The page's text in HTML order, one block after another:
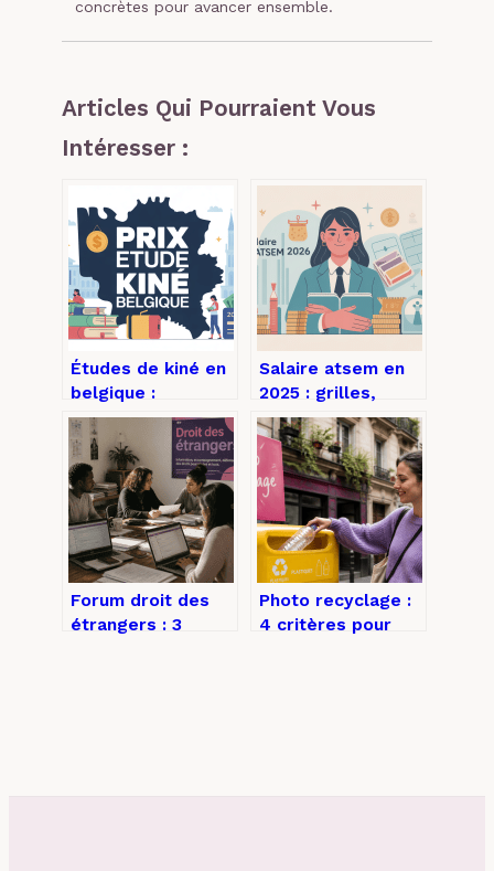
concrètes pour avancer ensemble.
Articles Qui Pourraient Vous
Intéresser :
Études de kiné en
belgique :
comprendre les
prix, financements
et choix d’école
Salaire atsem en
2025 : grilles,
primes et revenus
réels
Forum droit des
étrangers : 3
Photo recyclage :
4 critères pour